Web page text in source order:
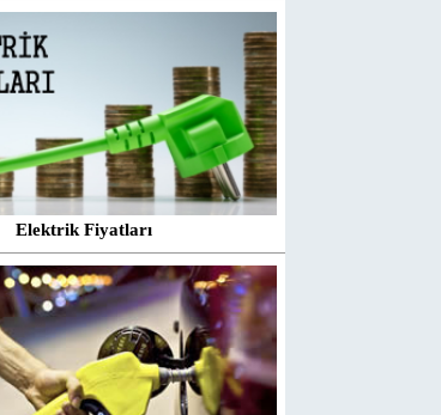
Elektrik Fiyatları